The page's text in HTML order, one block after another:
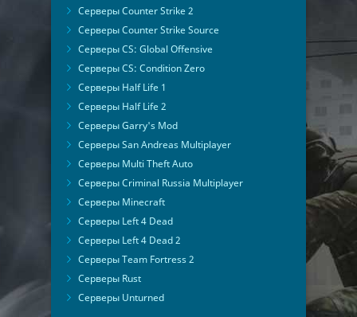
Серверы Counter Strike 2
Серверы Counter Strike Source
Серверы CS: Global Offensive
Серверы CS: Condition Zero
Серверы Half Life 1
Серверы Half Life 2
Серверы Garry's Mod
Серверы San Andreas Multiplayer
Серверы Multi Theft Auto
Серверы Criminal Russia Multiplayer
Серверы Minecraft
Серверы Left 4 Dead
Серверы Left 4 Dead 2
Серверы Team Fortress 2
Серверы Rust
Серверы Unturned